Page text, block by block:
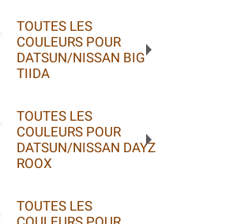
TOUTES LES
COULEURS POUR
DATSUN/NISSAN BIG
TIIDA
TOUTES LES
COULEURS POUR
DATSUN/NISSAN DAYZ
ROOX
TOUTES LES